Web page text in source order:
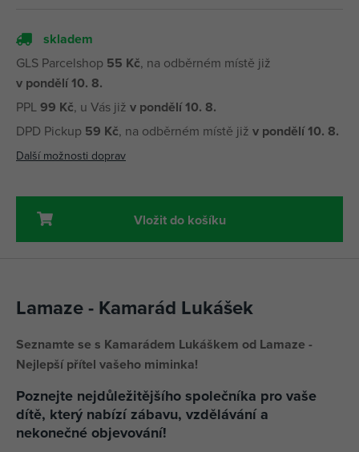
skladem
GLS Parcelshop 55 Kč, na odběrném místě již
v pondělí 10. 8.
PPL99 Kč, u Vás již v pondělí 10. 8.
DPD Pickup 59 Kč, na odběrném místě již v pondělí 10. 8.
Další možnosti doprav
Vložit do košíku
Lamaze - Kamarád Lukášek
Seznamte se s Kamarádem Lukáškem od Lamaze -
Nejlepší přítel vašeho miminka!
Poznejte nejdůležitějšího společníka pro vaše
dítě, který nabízí zábavu, vzdělávání a
nekonečné objevování!